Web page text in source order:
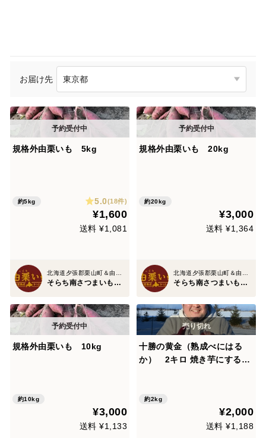
お届け先
規格外由栗いも 5kg
約5kg 5.0(18件)
¥1,600
送料 ¥1,081
そらち南さつまいもクラブ
規格外由栗いも 20kg
約20kg
¥3,000
送料 ¥1,364
そらち南さつまいもクラブ
規格外由栗いも 10kg
約10kg
¥3,000
送料 ¥1,133
十勝の黄金（熟成べにはる
か） 2キロ 焼き芋にすると
約2kg
¥2,000
送料 ¥1,188